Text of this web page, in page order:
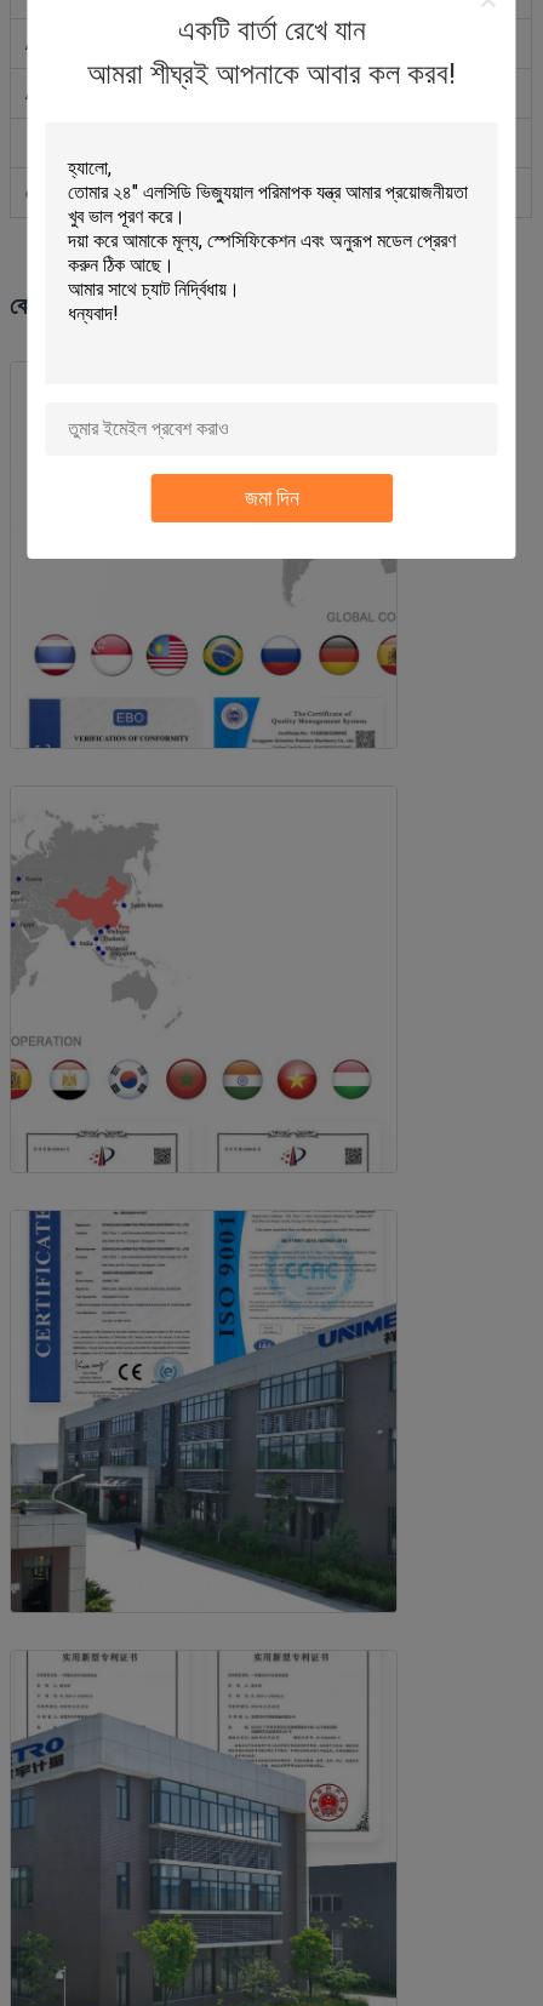
একটি বার্তা রেখে যান
আমরা শীঘ্রই আপনাকে আবার কল করব!
জমা দিন
A-5000-4161 বল প্রোব Φ4×10 মিমি
A-5000-2286 বল প্রোব
মোটঃ ১০ প্রকার ১৬%
কোম্পানির তথ্য